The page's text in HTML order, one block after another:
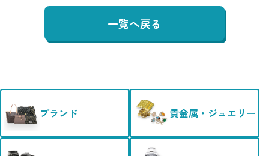
一覧へ戻る
ブランド 貴金属・ジュエリー